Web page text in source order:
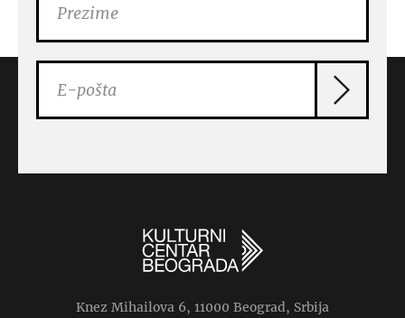
Knez Mihailova 6, 11000 Beograd, Srbija